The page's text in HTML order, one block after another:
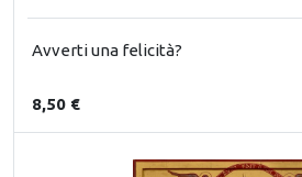
Avverti una felicità?
8,50 €